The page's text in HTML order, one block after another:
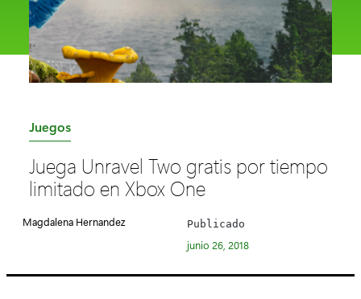
C
t
í
Juegos
Juega Unravel Two gratis por tiempo
limitado en Xbox One
Magdalena Hernandez Publicado
junio 26, 2018